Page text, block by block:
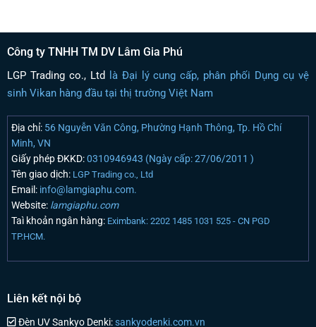
Công ty TNHH TM DV Lâm Gia Phú
LGP Trading co., Ltd là Đại lý cung cấp, phân phối Dụng cụ vệ
sinh Vikan hàng đầu tại thị trường Việt Nam
Địa chỉ:56 Nguyễn Văn Công, Phường Hạnh Thông, Tp. Hồ Chí
Minh, VN
Giấy phép ĐKKD:0310946943 (Ngày cấp: 27/06/2011 )
Tên giao dịch: LGP Trading co., Ltd
Email:info@lamgiaphu.com.
Website:lamgiaphu.com
Taì khoản ngân hàng: Eximbank: 2202 1485 1031 525 - CN PGD
TP.HCM.
Liên kết nội bộ
Đèn UV Sankyo Denki:sankyodenki.com.vn